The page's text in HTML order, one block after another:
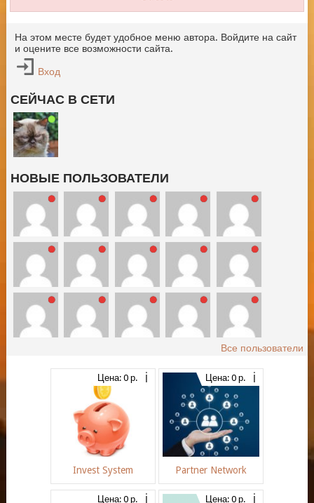
На этом месте будет удобное меню автора. Войдите на сайт
и оцените все возможности сайта.
Вход
СЕЙЧАС В СЕТИ
НОВЫЕ ПОЛЬЗОВАТЕЛИ
Все пользователи
Цена: 0 р.
Invest System
Цена: 0 р.
Partner Network
Цена: 0 р. Цена: 0 р.